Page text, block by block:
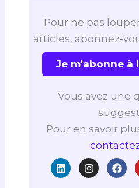
Pour ne pas
articles, abonnez-
Je m'abonne à
Vous avez une
Pour en savoir
L
i
I
n
F
a